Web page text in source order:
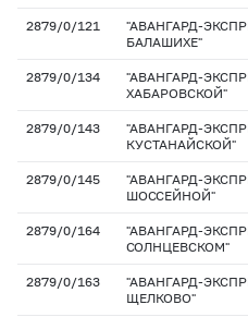
2879/0/121
"АВАНГАРД-
БАЛАШИХЕ"
2879/0/134
"АВАНГАРД-
ХАБАРОВСКОЙ"
2879/0/143
"АВАНГАРД-
КУСТАНАЙСКОЙ"
2879/0/145
"АВАНГАРД-
ШОССЕЙНОЙ"
2879/0/164
"АВАНГАРД-
СОЛНЦЕВСКОМ"
2879/0/163
"АВАНГАРД-
ЩЕЛКОВО"